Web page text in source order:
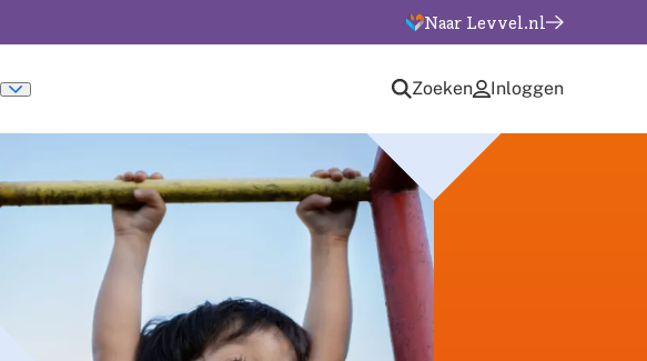
Submenu
levvel
Zoeken Inloggen
Naar Levvel.nl